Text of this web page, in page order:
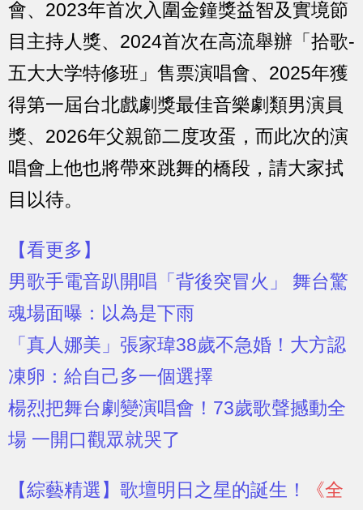
會、2023年首次入圍金鐘獎益智及實境節
目主持人獎、2024首次在高流舉辦「拾歌-
五大大学特修班」售票演唱會、2025年獲
得第一屆台北戲劇獎最佳音樂劇類男演員
獎、2026年父親節二度攻蛋，而此次的演
唱會上他也將帶來跳舞的橋段，請大家拭
目以待。
【看更多】
男歌手電音趴開唱「背後突冒火」 舞台驚
魂場面曝：以為是下雨
「真人娜美」張家瑋38歲不急婚！大方認
凍卵：給自己多一個選擇
楊烈把舞台劇變演唱會！73歲歌聲撼動全
場 一開口觀眾就哭了
【綜藝精選】 歌壇明日之星的誕生！
《全